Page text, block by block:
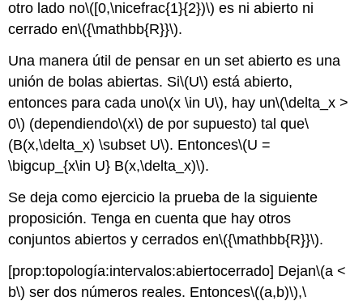
otro lado no\([0,\nicefrac{1}{2})\) es ni abierto ni
cerrado en\({\mathbb{R}}\).
Una manera útil de pensar en un set abierto es una
unión de bolas abiertas. Si\(U\) está abierto,
entonces para cada uno\(x \in U\), hay un\(\delta_x >
0\) (dependiendo\(x\) de por supuesto) tal que\
(B(x,\delta_x) \subset U\). Entonces\(U =
\bigcup_{x\in U} B(x,\delta_x)\).
Se deja como ejercicio la prueba de la siguiente
proposición. Tenga en cuenta que hay otros
conjuntos abiertos y cerrados en\({\mathbb{R}}\).
[prop:topología:intervalos:abiertocerrado] Dejan\(a <
b\) ser dos números reales. Entonces\((a,b)\),\